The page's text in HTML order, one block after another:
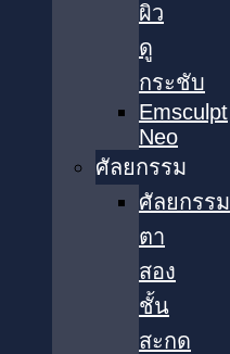
ผิว
ดู
กระชับ
Emsculpt
Neo
ศัลยกรรม
ศัลยกรรม
ตา
สอง
ชั้น
สะกด